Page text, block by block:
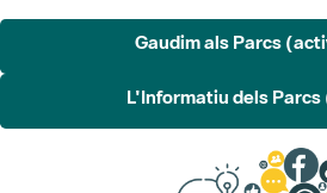
Gaudim als Parcs
L'Informatiu dels